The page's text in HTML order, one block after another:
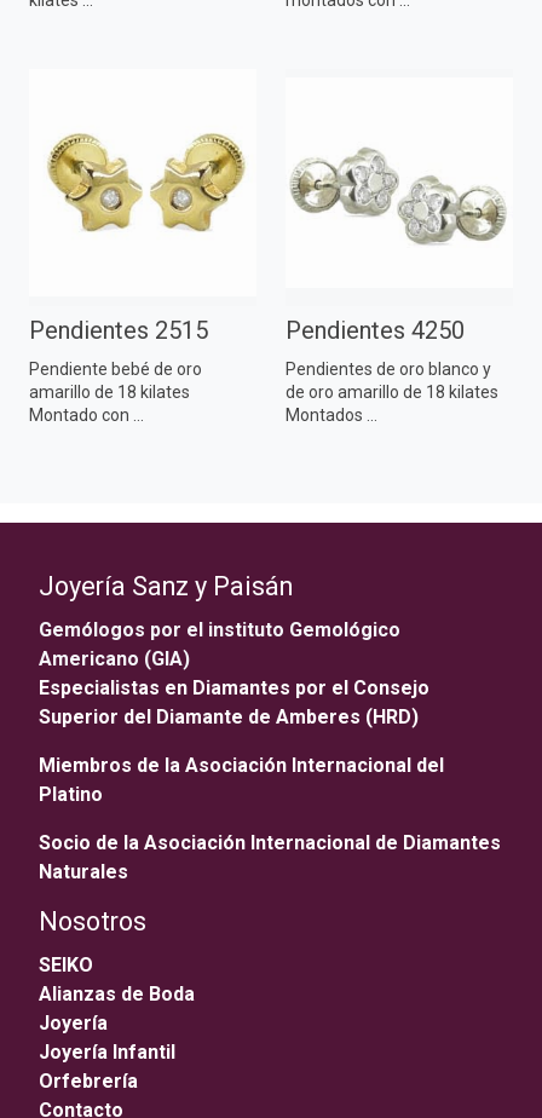
Pendientes 2515
Pendiente bebé de oro
amarillo de 18 kilates
Montado con ...
Pendientes 4250
Pendientes de oro blanco y
de oro amarillo de 18 kilates
Montados ...
Joyería Sanz y Paisán
Gemólogos por el instituto Gemológico
Americano (GIA)
Especialistas en Diamantes por el Consejo
Superior del Diamante de Amberes (HRD)
Miembros de la Asociación Internacional del
Platino
Socio de la Asociación Internacional de Diamantes
Naturales
Nosotros
SEIKO
Alianzas de Boda
Joyería
Joyería Infantil
Orfebrería
Contacto